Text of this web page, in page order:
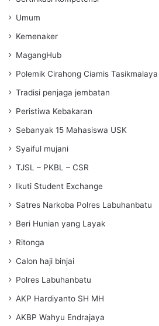
Umum
Kemenaker
MagangHub
Polemik Cirahong Ciamis Tasikmalaya
Tradisi penjaga jembatan
Peristiwa Kebakaran
Sebanyak 15 Mahasiswa USK
Syaiful mujani
TJSL – PKBL – CSR
Ikuti Student Exchange
Satres Narkoba Polres Labuhanbatu
Beri Hunian yang Layak
Ritonga
Calon haji binjai
Polres Labuhanbatu
AKP Hardiyanto SH MH
AKBP Wahyu Endrajaya